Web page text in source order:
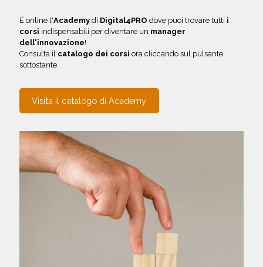
É online l'Academy di Digital4PRO dove puoi trovare tutti i
corsi indispensabili per diventare un manager
dell'innovazione!
Consulta il catalogo dei corsi ora cliccando sul pulsante
sottostante.
Visita il catalogo di Academy